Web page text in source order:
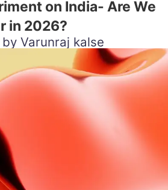
on India- Are We
in 2026?
Varunraj kalse